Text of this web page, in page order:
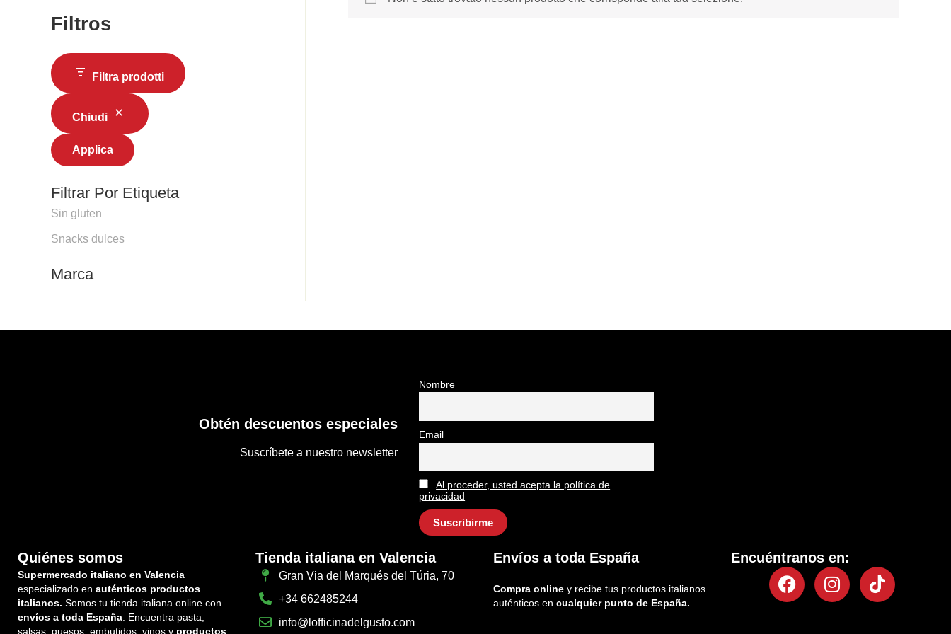
Filtros
Filtra prodotti
Chiudi
Applica
Filtrar Por Etiqueta
Sin gluten
Snacks dulces
Marca
Obtén descuentos especiales
Suscríbete a nuestro newsletter
Nombre
Email
Al proceder, usted acepta la política de
privacidad
Quiénes somos
Supermercado italiano en Valencia
especializado en auténticos productos
italianos. Somos tu tienda italiana online con
envíos a toda España . Encuentra pasta,
salsas, quesos, embutidos, vinos y productos
Tienda italiana en Valencia
Gran Via del Marqués del Túria, 70
+34 662485244
info@lofficinadelgusto.com
Envíos a toda España
Compra online y recibe tus productos italianos
auténticos en cualquier punto de España.
Encuéntranos en:
FacebookInstagram
Tiktok